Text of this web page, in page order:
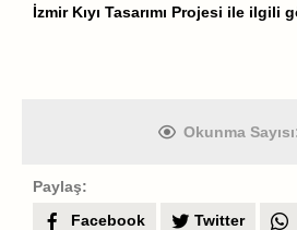
İzmir Kıyı Tasarımı Projesi ile
Okunma
Paylaş:
Facebook
Twitter